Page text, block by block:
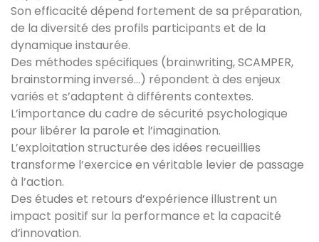
Son efficacité dépend fortement de sa préparation,
de la diversité des profils participants et de la
dynamique instaurée.
Des méthodes spécifiques (brainwriting, SCAMPER,
brainstorming inversé...) répondent à des enjeux
variés et s’adaptent à différents contextes.
L’importance du cadre de sécurité psychologique
pour libérer la parole et l’imagination.
L’exploitation structurée des idées recueillies
transforme l’exercice en véritable levier de passage
à l’action.
Des études et retours d’expérience illustrent un
impact positif sur la performance et la capacité
d’innovation.